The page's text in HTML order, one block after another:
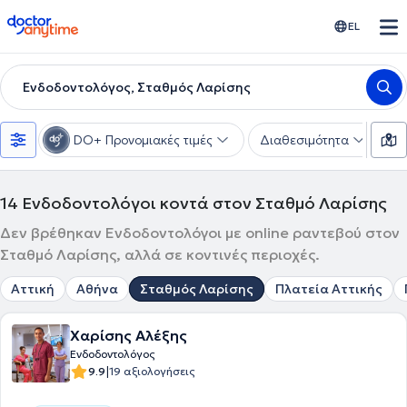
doctoranytime EL
Ενδοδοντολόγος, Σταθμός Λαρίσης
DO+ Προνομιακές τιμές Διαθεσιμότητα
14 Ενδοδοντολόγοι κοντά στον Σταθμό Λαρίσης
Δεν βρέθηκαν Ενδοδοντολόγοι με online ραντεβού στον
Σταθμό Λαρίσης, αλλά σε κοντινές περιοχές.
Αττική Αθήνα Σταθμός Λαρίσης Πλατεία Αττικής
Χαρίσης Αλέξης
Ενδοδοντολόγος
9.9|19 αξιολογήσεις